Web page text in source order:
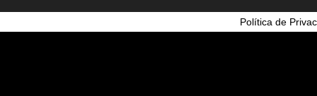
Política de